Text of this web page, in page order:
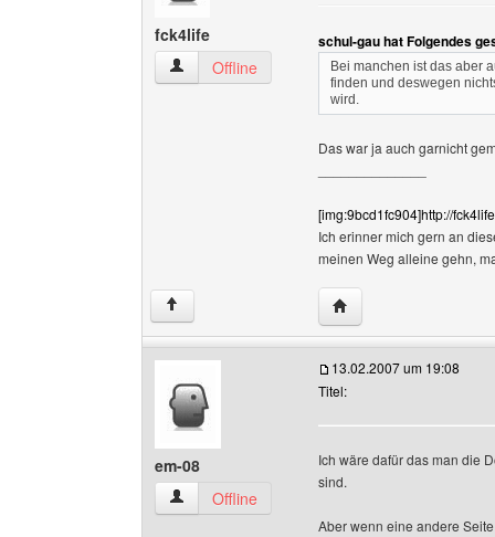
fck4life
fck4life Benutzer-Profile anzeigen
Offline
schul-gau hat Folgendes
Bei manchen ist das aber
finden und deswegen
wird.
Das war ja auch garnicht
[img:9bcd1fc904]http://
Ich erinner mich gern an
meinen Weg alleine gehn,
↑ Website dieses
em-08
em-08 Benutzer-Profile anzeigen
Offline
13.02.2007 um 19:08
Titel:
Ich wäre dafür das man die
sind.
Aber wenn eine andere